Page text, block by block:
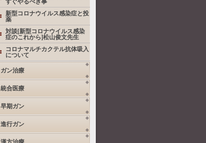
新型コロナウイルス感染症と投
薬
対談[新型コロナウイルス感染
症のこれから]松山俊文先生
コロナマルチカクテル抗体吸入
について
ガン治療
統合医療
早期ガン
進行ガン